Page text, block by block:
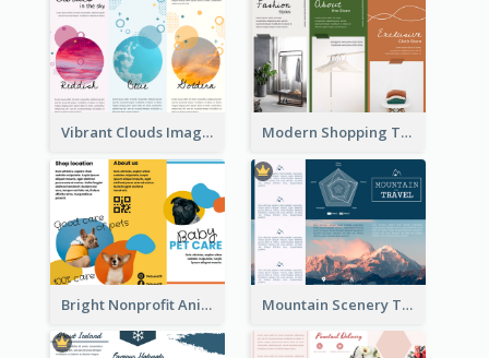
Vibrant Clouds Imagery Tri Fold Brochure Modern Shopping Tri Fold Brochure
Bright Nonprofit Animal Care Tri Fold Brochure Mountain Scenery Tri Fold Brochure